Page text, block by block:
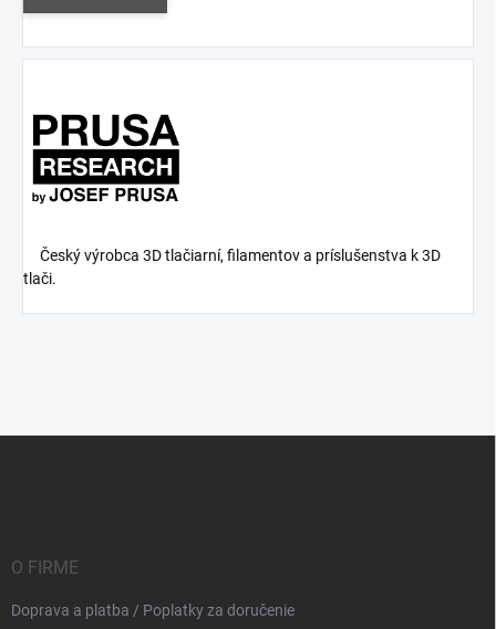
Český výrobca 3D tlačiarní, filamentov a príslušenstva k 3D
tlači.
O FIRME
Doprava a platba / Poplatky za doručenie